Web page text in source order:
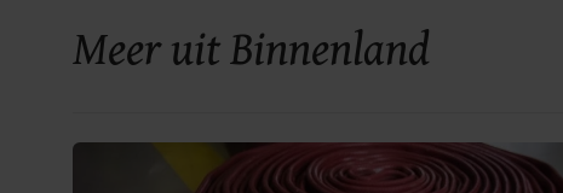
Meer uit Binnenland